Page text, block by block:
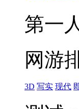
第一
网游
3D 写实 现代